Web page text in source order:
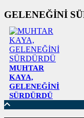
GELENEĞİNİ
MUHTAR
KAYA,
GELENEĞİNİ
SÜRDÜRDÜ